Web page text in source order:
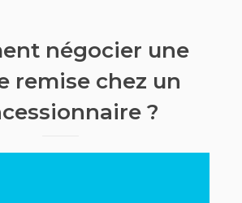
négocier une
remise chez un
?